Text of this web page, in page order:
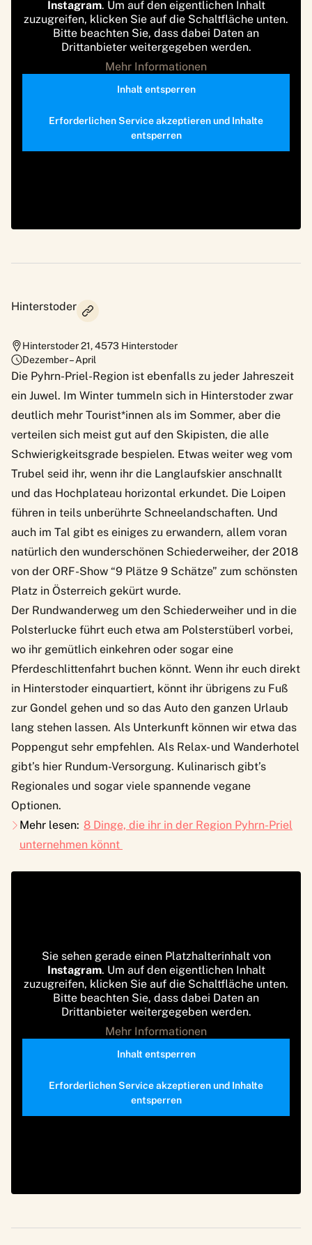
Instagram. Um auf den eigentlichen Inhalt
zuzugreifen, klicken Sie auf die Schaltfläche unten.
Bitte beachten Sie, dass dabei Daten an
Drittanbieter weitergegeben werden.
Mehr Informationen
Inhalt entsperren
Erforderlichen Service akzeptieren und Inhalte
entsperren
Hinterstoder
Hinterstoder 21,4573 Hinterstoder
Dezember – April
Die Pyhrn-Priel-Region ist ebenfalls zu jeder Jahreszeit
ein Juwel. Im Winter tummeln sich in Hinterstoder zwar
deutlich mehr Tourist*innen als im Sommer, aber die
verteilen sich meist gut auf den Skipisten, die alle
Schwierigkeitsgrade bespielen. Etwas weiter weg vom
Trubel seid ihr, wenn ihr die Langlaufskier anschnallt
und das Hochplateau horizontal erkundet. Die Loipen
führen in teils unberührte Schneelandschaften. Und
auch im Tal gibt es einiges zu erwandern, allem voran
natürlich den wunderschönen Schiederweiher, der 2018
von der ORF-Show “9 Plätze 9 Schätze” zum schönsten
Platz in Österreich gekürt wurde.
Der Rundwanderweg um den Schiederweiher und in die
Polsterlucke führt euch etwa am Polsterstüberl vorbei,
wo ihr gemütlich einkehren oder sogar eine
Pferdeschlittenfahrt buchen könnt. Wenn ihr euch direkt
in Hinterstoder einquartiert, könnt ihr übrigens zu Fuß
zur Gondel gehen und so das Auto den ganzen Urlaub
lang stehen lassen. Als Unterkunft können wir etwa das
Poppengut sehr empfehlen. Als Relax- und Wanderhotel
gibt’s hier Rundum-Versorgung. Kulinarisch gibt’s
Regionales und sogar viele spannende vegane
Optionen.
Mehr lesen: 8 Dinge, die ihr in der Region Pyhrn-Priel
unternehmen könnt
Sie sehen gerade einen Platzhalterinhalt von
Instagram. Um auf den eigentlichen Inhalt
zuzugreifen, klicken Sie auf die Schaltfläche unten.
Bitte beachten Sie, dass dabei Daten an
Drittanbieter weitergegeben werden.
Mehr Informationen
Inhalt entsperren
Erforderlichen Service akzeptieren und Inhalte
entsperren